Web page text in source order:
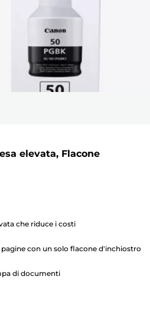
elevata, Flacone
che riduce i costi
con un solo flacone d'inchiostro
di documenti